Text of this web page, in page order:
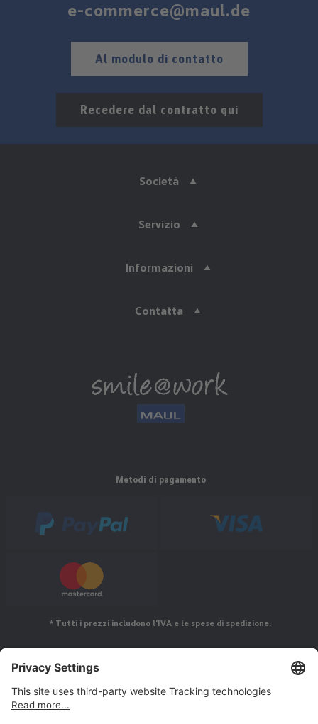
e-commerce@maul.de
Al modulo di contatto
Recedere dal contratto qui
Società
Servizio
Informazioni
Contatta
Metodi di pagamento
* Tutti i prezzi includono l'IVA e le spese di spedizione.